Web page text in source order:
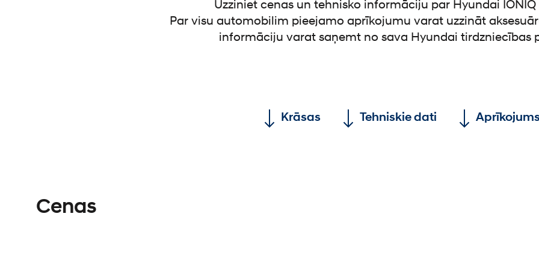
Uzziniet cenas un tehnisko informāciju par Hyundai
Par visu automobilim pieejamo aprīkojumu varat uzzināt
informāciju varat saņemt no sava Hyundai tirdzniecības
Krāsas Tehniskie dati
Cenas